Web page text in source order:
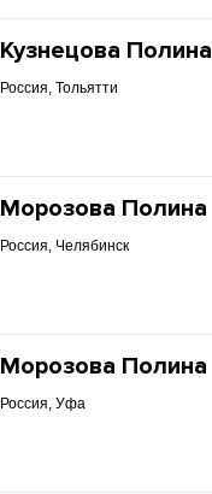
Кузнецова Полина
Россия, Тольятти
Морозова Полина
Россия, Челябинск
Морозова Полина
Россия, Уфа